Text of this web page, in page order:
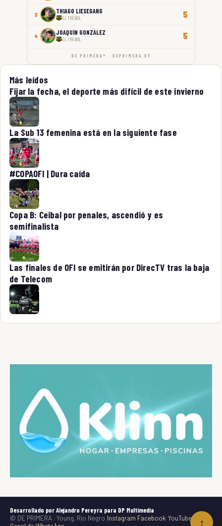
↑
3 THIAGO LIESEGANG
EL TRÉBOL 5
4 JOAQUÍN GONZÁLEZ
EL TRÉBOL 5
DE PRIMERA™ · DEPRIMERA.UY
Más leídos
Fijar la fecha, el deporte más difícil de este invierno
La Sub 13 femenina está en la siguiente fase
#COPAOFI | Dura caída
Copa B: Ceibal por penales, ascendió y es
semifinalista
Las finales de OFI se emitirán por DirecTV tras la baja
de Telecom
Desarrollado por Alejandro Pereyra para DP Multimedia
© DE PRIMERA · Young, Río Negro Instagram Facebook YouTube
TikTok